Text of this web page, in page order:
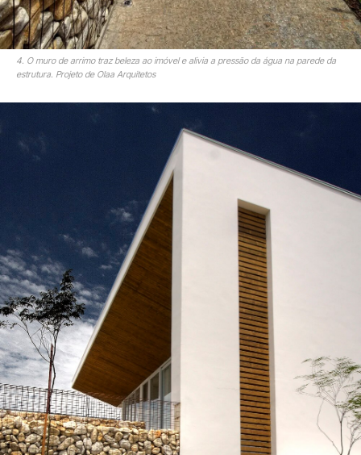
4. O muro de arrimo traz beleza ao imóvel e alivia a pressão da água na parede da
estrutura. Projeto de Olaa Arquitetos